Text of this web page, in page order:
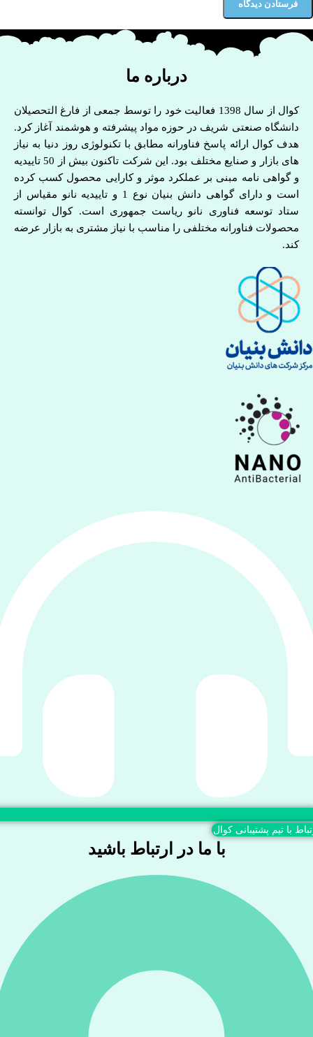
درباره ما
کوال از سال 1398 فعالیت خود را توسط جمعی از فارغ التحصیلان
دانشگاه صنعتی شریف در حوزه مواد پیشرفته و هوشمند آغاز کرد.
هدف کوال ارائه پاسخ فناورانه مطابق با تکنولوژی روز دنیا به نیاز
های بازار و صنایع مختلف بود. این شرکت تاکنون بیش از 50 تاییدیه
و گواهی نامه مبنی بر عملکرد موثر و کارایی محصول کسب کرده
است و دارای گواهی دانش بنیان نوع 1 و تاییدیه نانو مقیاس از
ستاد توسعه فناوری نانو ریاست جمهوری است. کوال توانسته
محصولات فناورانه مختلفی را مناسب با نیاز مشتری به بازار عرضه
کند.
با تیم پشتیبانی کوال
با ما در ارتباط باشید